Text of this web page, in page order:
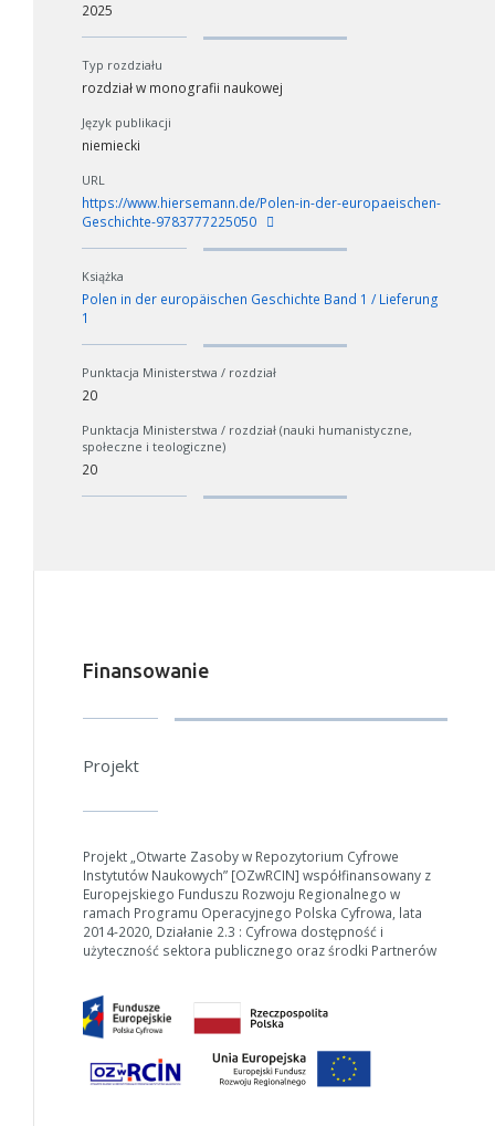
W zależności od ilości danych do przetworzenia generowanie pliku
Jeśli generowanie trwa zbyt długo można ograniczyć dane np.
zmniejszając zakres lat.
Anuluj
2025
Typ rozdziału
rozdział w monografii naukowej
Język publikacji
niemiecki
URL
https://www.hiersemann.de/Polen-in-der-europaeischen-
Geschichte-9783777225050
Książka
Polen in der europäischen Geschichte Band 1 / Lieferung
1
Punktacja Ministerstwa / rozdział
20
Punktacja Ministerstwa / rozdział (nauki humanistyczne,
społeczne i teologiczne)
20
Finansowanie
Projekt
Projekt „Otwarte Zasoby w Repozytorium Cyfrowe
Instytutów Naukowych” [OZwRCIN] współfinansowany z
Europejskiego Funduszu Rozwoju Regionalnego w
ramach Programu Operacyjnego Polska Cyfrowa, lata
2014-2020, Działanie 2.3 : Cyfrowa dostępność i
użyteczność sektora publicznego oraz środki Partnerów